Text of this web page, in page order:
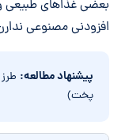
بعضی غذاهای طبیعی
افزودنی مصنوعی
پیشنهاد مطالعه:
پخت)